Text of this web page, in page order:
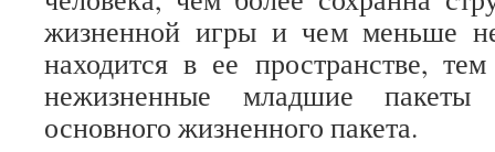
жизненной игры и чем меньше
находится в ее пространстве,
нежизненные младшие пакеты
основного жизненного пакета.